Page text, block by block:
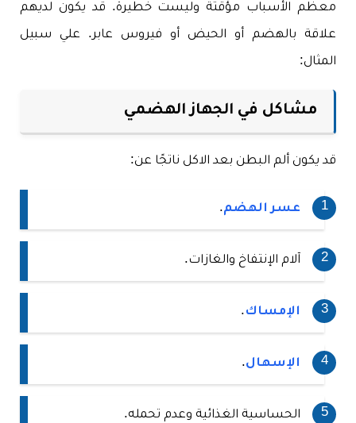
معظم الأسباب مؤقتة وليست خطيرة. قد يكون لديهم
علاقة بالهضم أو الحيض أو فيروس عابر. علي سبيل
المثال:
مشاكل في الجهاز الهضمي
قد يكون ألم البطن بعد الاكل ناتجًا عن:
عسر الهضم.
آلام الإنتفاخ والغازات.
الإمساك.
الإسهال.
الحساسية الغذائية وعدم تحمله.